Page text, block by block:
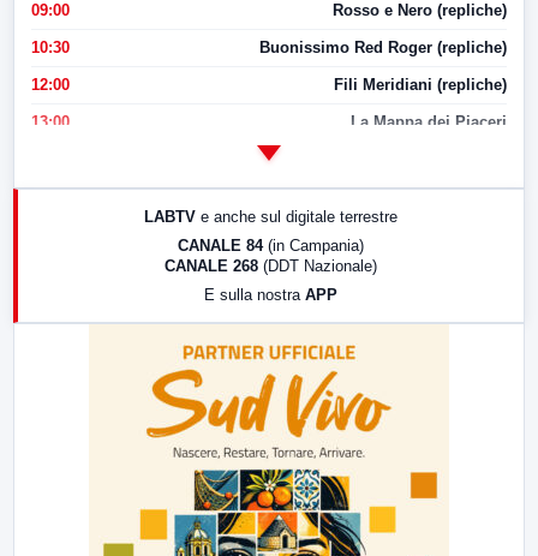
09:00 Rosso e Nero (repliche)
10:30 Buonissimo Red Roger (repliche)
12:00 Fili Meridiani (repliche)
13:00 La Mappa dei Piaceri
LABTV e anche sul digitale terrestre
CANALE 84 (in Campania)
CANALE 268 (DDT Nazionale)
E sulla nostra APP